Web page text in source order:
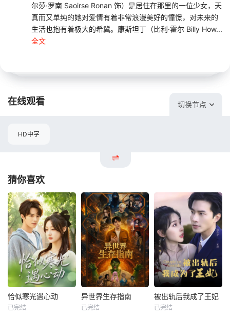
尔莎·罗南 Saoirse Ronan 饰）是居住在那里的一位少女，天
真而又单纯的她对爱情有着非常浪漫美好的憧憬，对未来的
生活也抱有着极大的希冀。康斯坦丁（比利·霍尔 Billy How...
全文
在线观看 切换节点
HD中字
猜你喜欢
恰似寒光遇心动
已完结
异世界生存指南
已完结
被出轨后我成了王妃
已完结